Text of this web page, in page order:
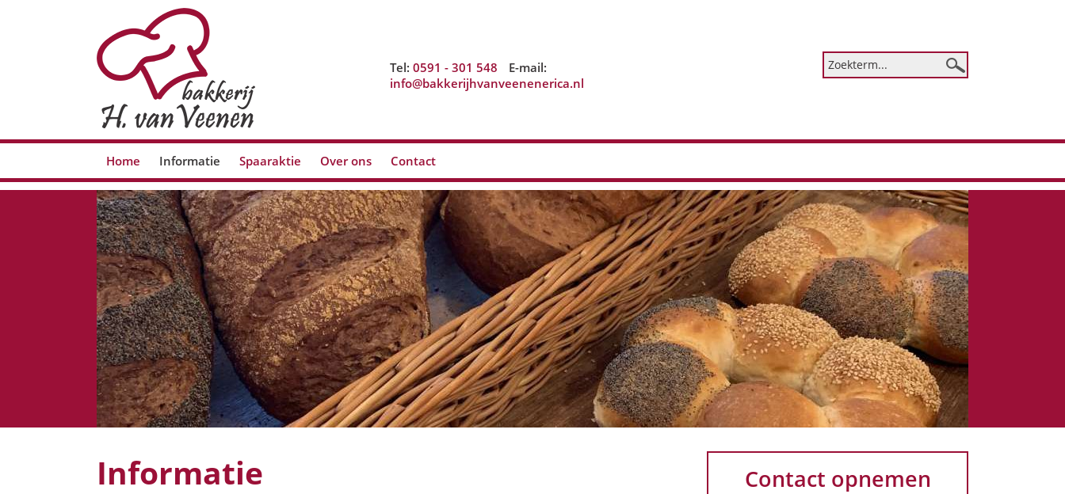
Tel: 0591 - 301 548
E-mail:
info@bakkerijhvanveenenerica.nl
Home Informatie Spaaraktie Over ons Contact
Informatie Contact opnemen